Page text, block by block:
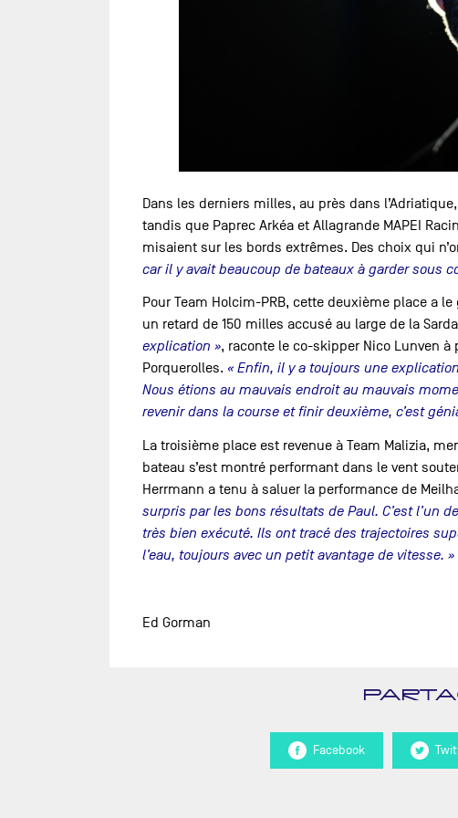
Dans les derniers milles, au près dans
tandis que Paprec Arkéa et Allagrande MAPEI
misaient sur les bords extrêmes. Des choix qui
car il y avait beaucoup de bateaux à garder sous
Pour Team Holcim-PRB, cette deuxième place a
un retard de 150 milles accusé au large de la
explication », raconte le co-skipper Nico Lunven
Porquerolles. « Enfin, il y a toujours une
Nous étions au mauvais endroit au mauvais
revenir dans la course et finir deuxième, c’est
La troisième place est revenue à Team Malizia,
bateau s’est montré performant dans le vent
Herrmann a tenu à saluer la performance de
surpris par les bons résultats de Paul. C’est l’un
très bien exécuté. Ils ont tracé des trajectoires
l’eau, toujours avec un petit avantage de vitesse. »
Ed Gorman
Facebook